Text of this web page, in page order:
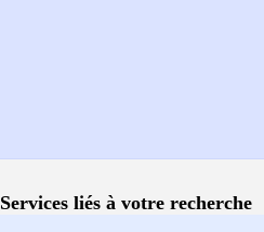
Services liés à votre recherche